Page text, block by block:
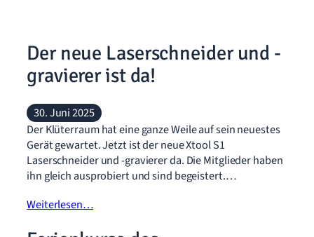
Der neue Laserschneider und -
gravierer ist da!
30. Juni 2025
Der Klüterraum hat eine ganze Weile auf sein neuestes
Gerät gewartet. Jetzt ist der neue Xtool S1
Laserschneider und -gravierer da. Die Mitglieder haben
ihn gleich ausprobiert und sind begeistert.…
Weiterlesen…